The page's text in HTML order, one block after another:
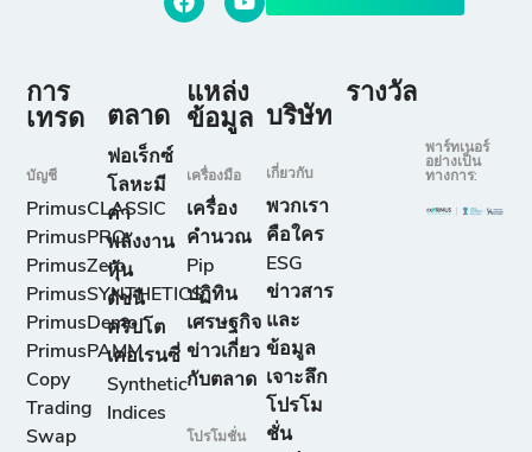
การ
เทรด
บัญชี
PrimusCLASSIC
PrimusPRO
PrimusZero
PrimusSYNTHETICS
PrimusDemo
PrimusPAMM
Copy
Trading
Swap
ตลาด
ฟอเร็กซ์
โลหะมี
ค่า
พลังงาน
หุ้น
ดัชนี
คริปโต
เคอเรนซี่
Synthetic
Indices
แหล่ง
ข้อมูล
เครื่องมือ
เครื่อง
คำนวณ
Pip
ปฏิทิน
เศรษฐกิจ
ข่าวเกี่ยว
กับตลาด
โปรโมชั่น
บริษัท
เกี่ยวกับ
พวกเรา
คือใคร
ESG
ข่าวสาร
และ
ข้อมูล
เจาะลึก
โปรโม
ชั่น
รางวัล
พาร์ทเนอร์
อย่างเป็น
ทางการ: